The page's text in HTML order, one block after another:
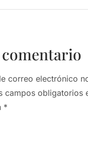
correo electrónico
campos obligatorios
*